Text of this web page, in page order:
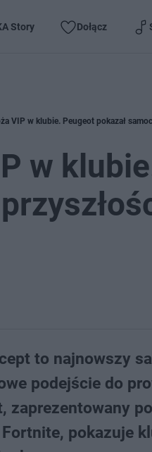
Story Dołącz
VIP w klubie. Peugeot pokazał
w
to najnowszy
podejście do
zaprezentowany
pokazuje